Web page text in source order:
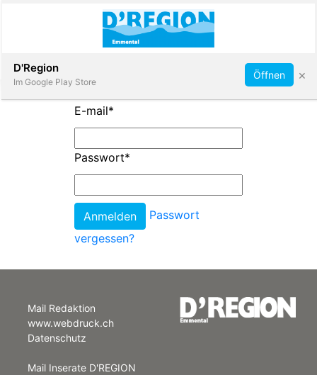
App
Abonnieren
E-mail*
Passwort*
Passwort
vergessen?
Mail Redaktion
www.webdruck.ch
Datenschutz
Mail Inserate D'REGION
D'Region
Im Google Play Store
Öffnen ×